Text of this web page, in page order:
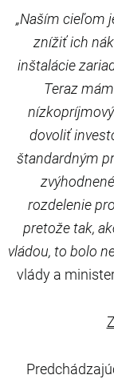
„Naším cieľom
znížiť ich
inštalácie
Teraz
dovoliť
štandardným
rozdelenie
pretože tak,
vládou, to bolo
vlády a